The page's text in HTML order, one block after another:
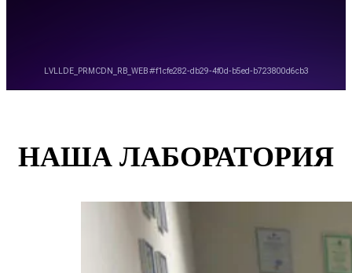
НАША ЛАБОРАТОРИЯ